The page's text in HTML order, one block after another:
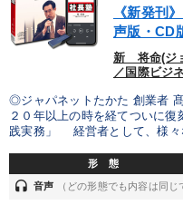
《新発刊
声版・CD
新 将命(ジ
／国際ビジ
◎ジャパネットたかた 創業者
２０年以上の時を経てついに
践実務」 経営者として、様々
形 態
headset 音声 （どの形態でも内容は同じ